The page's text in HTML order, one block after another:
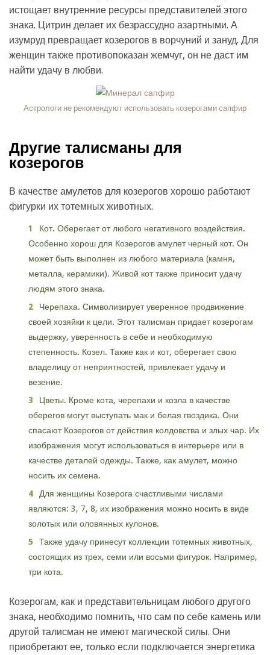
истощает внутренние ресурсы представителей этого
знака. Цитрин делает их безрассудно азартными. А
изумруд превращает козерогов в ворчуний и зануд. Для
женщин также противопоказан жемчуг, он не даст им
найти удачу в любви.
Астрологи не рекомендуют использовать козерогами сапфир
Другие талисманы для
козерогов
В качестве амулетов для козерогов хорошо работают
фигурки их тотемных животных.
Кот. Оберегает от любого негативного воздействия.
Особенно хорош для Козерогов амулет черный кот. Он
может быть выполнен из любого материала (камня,
металла, керамики). Живой кот также приносит удачу
людям этого знака.
Черепаха. Символизирует уверенное продвижение
своей хозяйки к цели. Этот талисман придает козерогам
выдержку, уверенность в себе и необходимую
степенность. Козел. Также как и кот, оберегает свою
владелицу от неприятностей, привлекает удачу и
везение.
Цветы. Кроме кота, черепахи и козла в качестве
оберегов могут выступать мак и белая гвоздика. Они
спасают Козерогов от действия колдовства и злых чар. Их
изображения могут использоваться в интерьере или в
качестве деталей одежды. Также, как амулет, можно
носить их семена.
Для женщины Козерога счастливыми числами
являются: 3, 7, 8, их изображения можно носить в виде
золотых или оловянных кулонов.
Также удачу принесут коллекции тотемных животных,
состоящих из трех, семи или восьми фигурок. Например,
три кота.
Козерогам, как и представительницам любого другого
знака, необходимо помнить, что сам по себе камень или
другой талисман не имеют магической силы. Они
приобретают ее, только если подключается энергетика